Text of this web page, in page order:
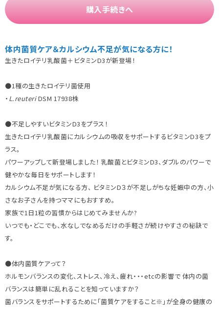
購入手続きへ
体内菌質ケア＆カルシウム不足が気になる方に！
生きたロイテリ乳酸菌＋ビタミンD3が新登場！
●1種の生きたロイテリ菌使用
・ L.reuteriDSM 17938株
●不足しやすいビタミンD3をプラス！
生きたロイテリ乳酸菌にカルシウムの吸収をサポートするビタミンD3をプ
ラス。
パワーアップして新登場しました！ 乳酸菌とビタミンD3、ダブルのパワーで
健やかな毎日をサポートします！
カルシウム不足が気になる方、 ビタミンD３が不足しがちな妊娠中の方、小
さなお子さんを持つママにもおすすめ。
家族で1日1粒の習慣からはじめてみませんか?
いつでも・どこでも、水なしでなめるだけの手軽さが続けやすさの秘訣で
す。
●体内菌質ケアって？
ホルモンバランスの変化、ストレス、冷え、疲れ・・・etcの影響で 体内の菌
バランスは簡単に乱れることを知っていますか？
菌バランスをサポートするために「菌質ケアをすること※」が全身の健康の